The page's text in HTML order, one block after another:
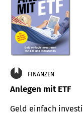
FINANZEN
Anlegen mit ETF
Geld einfach